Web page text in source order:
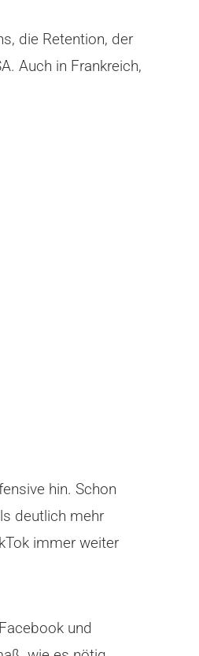
die Retention, der
Auch in Frankreich,
hin. Schon
deutlich mehr
immer weiter
und